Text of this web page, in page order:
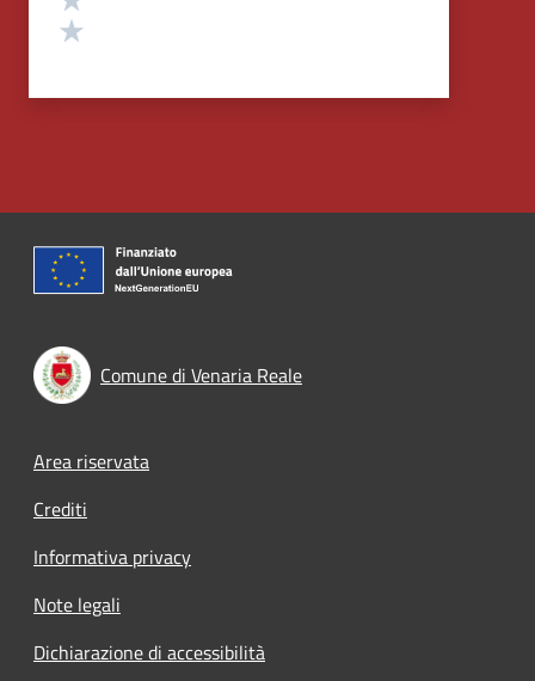
Comune di Venaria Reale
Footer menu
Area riservata
Crediti
Informativa privacy
Note legali
Dichiarazione di accessibilità